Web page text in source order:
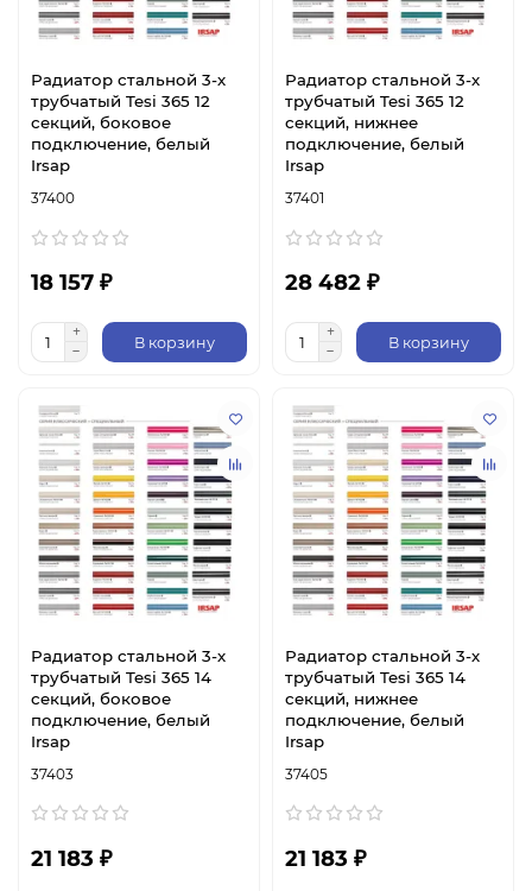
Радиатор стальной 3-х
трубчатый Tesi 365 12
секций, боковое
подключение, белый
Irsap
37400
18 157 ₽
В корзину
Радиатор стальной 3-х
трубчатый Tesi 365 12
секций, нижнее
подключение, белый
Irsap
37401
28 482 ₽
В корзину
Радиатор стальной 3-х
трубчатый Tesi 365 14
секций, боковое
подключение, белый
Irsap
37403
21 183 ₽
Радиатор стальной 3-х
трубчатый Tesi 365 14
секций, нижнее
подключение, белый
Irsap
37405
21 183 ₽